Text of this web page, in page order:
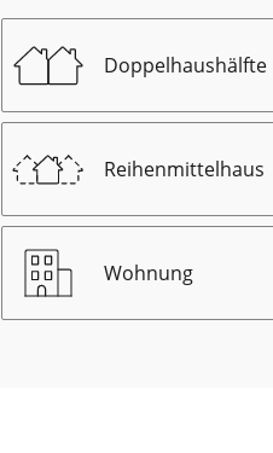
Doppelhaushälfte
Reihenmittelhaus
Wohnung